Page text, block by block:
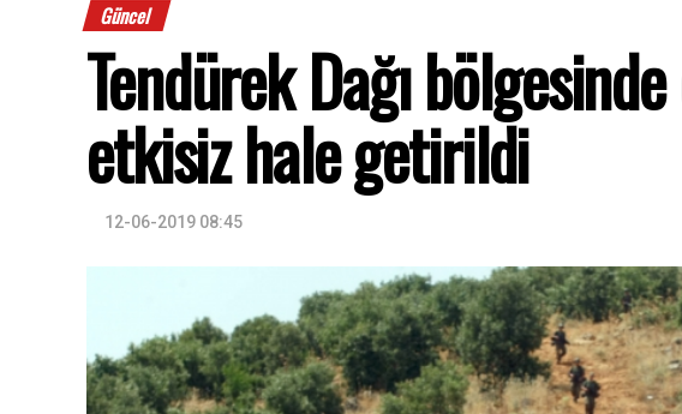
Güncel
Tendürek Dağı
etkisiz hale getirildi
12-06-2019 08:45